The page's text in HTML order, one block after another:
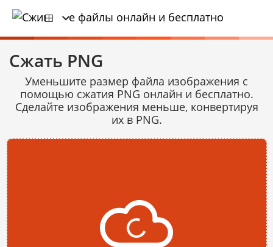
Сжать PNG
Уменьшите размер файла изображения с
помощью сжатия PNG онлайн и бесплатно.
Сделайте изображения меньше, конвертируя
их в PNG.